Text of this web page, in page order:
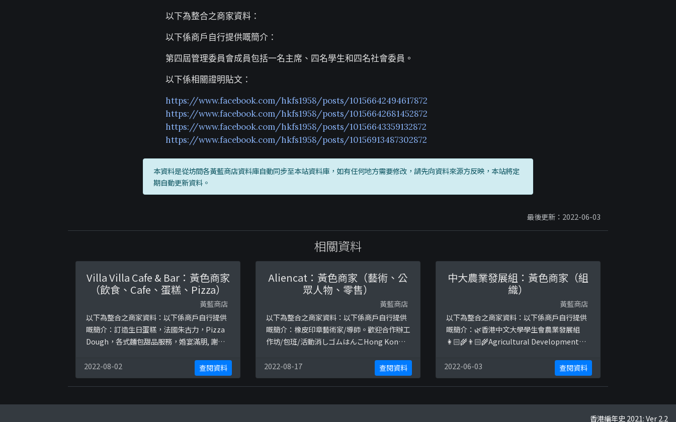
以下為整合之商家資料：
以下係商戶自行提供嘅簡介：
第四屆管理委員會成員包括一名主席、四名學生和四名社會委員。
以下係相關證明貼文：
https://www.facebook.com/hkfs1958/posts/10156642494617872
https://www.facebook.com/hkfs1958/posts/10156642681452872
https://www.facebook.com/hkfs1958/posts/10156643359132872
https://www.facebook.com/hkfs1958/posts/10156913487302872
本資料是從坊間各黃藍商店資料庫自動同步至本站資料庫，如有任何地方需要修改，請先向資料來源方反映，本站將定
期自動更新資料。
最後更新：2022-06-03
相關資料
Villa Villa Cafe & Bar：黃色商家
（飲食、Cafe、蛋糕、Pizza）
黃藍商店
以下為整合之商家資料：以下係商戶自行提供
嘅簡介：訂造生日蛋糕，法國朱古力，Pizza
Dough，各式麵包甜品服務，婚宴滿朋, 謝師
WhatsApp�51281167�27779033以下係相
關證明貼文：
https://www.facebook.com/villavillacafe
2022-08-02 查閱資料
Aliencat：黃色商家（藝術、公
眾人物、零售）
黃藍商店
以下為整合之商家資料：以下係商戶自行提供
嘅簡介：橡皮印章藝術家/導師。歡迎合作辦工
作坊/包班/活動消しゴムはんこHong Kong
instructorhttps://forms.gle/uvH9BtMmU
zXUjdMN9Design all rights reserved以下
係相關證明貼文：https://www.instagram
2022-08-17 查閱資料
中大農業發展組：黃色商家（組
織）
黃藍商店
以下為整合之商家資料：以下係商戶自行提供
嘅簡介：🌿香港中文大學學生會農業發展組
👩🏻‍🌾👨🏻‍🌾Agricultural Development
Kong以下係相關證明貼文：
https://www.facebook.com/CUAgro/post
s/2438421142861407https://www.f ...
2022-06-03 查閱資料
香港編年史 2021: Ver 2.2